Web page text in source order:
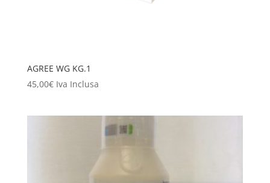
AGREE WG KG.1
45,00€ Iva Inclusa